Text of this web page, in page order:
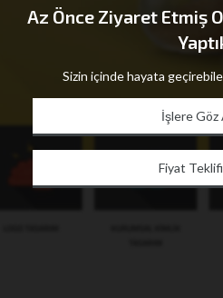
Az Önce Ziyaret Etmiş
Sizin içinde hayata
İşlere Göz
Fiyat Teklifi